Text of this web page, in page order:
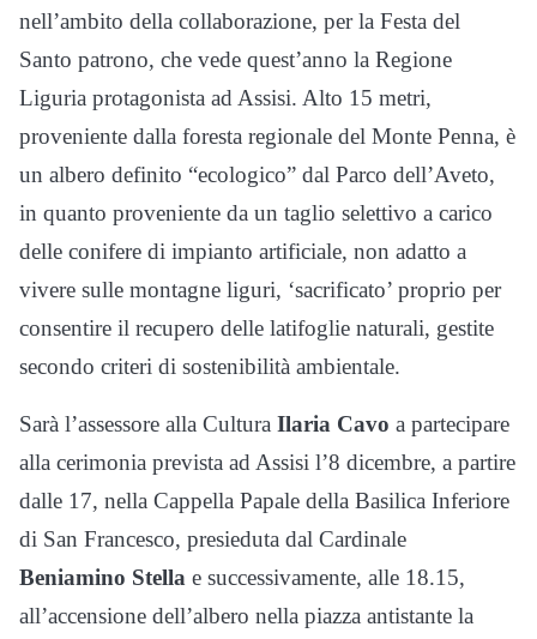
nell’ambito della collaborazione, per la Festa del
Santo patrono, che vede quest’anno la Regione
Liguria protagonista ad Assisi. Alto 15 metri,
proveniente dalla foresta regionale del Monte Penna, è
un albero definito “ecologico” dal Parco dell’Aveto,
in quanto proveniente da un taglio selettivo a carico
delle conifere di impianto artificiale, non adatto a
vivere sulle montagne liguri, ‘sacrificato’ proprio per
consentire il recupero delle latifoglie naturali, gestite
secondo criteri di sostenibilità ambientale.
Sarà l’assessore alla Cultura Ilaria Cavo a partecipare
alla cerimonia prevista ad Assisi l’8 dicembre, a partire
dalle 17, nella Cappella Papale della Basilica Inferiore
di San Francesco, presieduta dal Cardinale
Beniamino Stella e successivamente, alle 18.15,
all’accensione dell’albero nella piazza antistante la